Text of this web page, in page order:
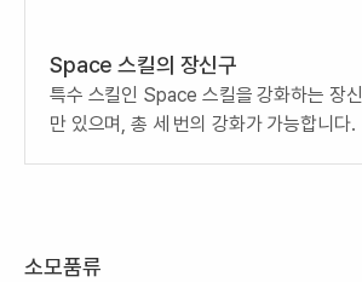
Space 스킬의 장신구
특수 스킬인 Space 스킬을 강화하는 장
만 있으며, 총 세 번의 강화가 가능합니다.
소모품류